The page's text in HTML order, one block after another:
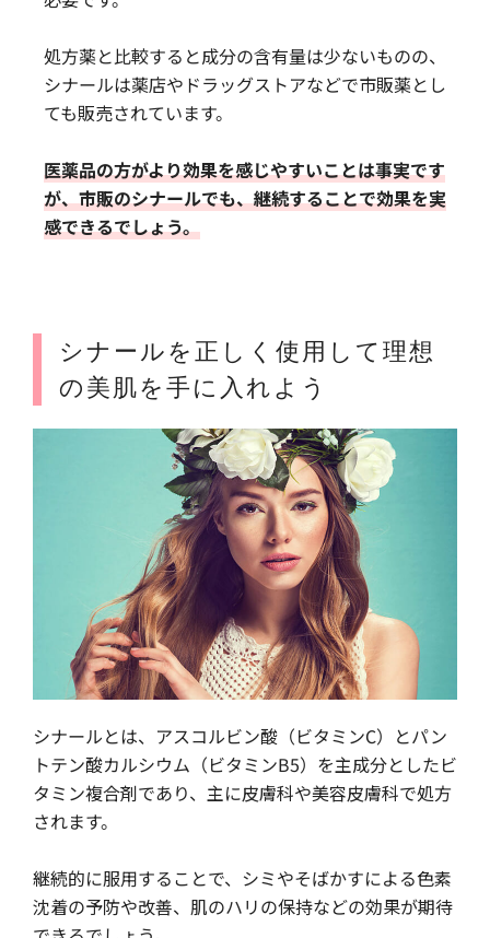
処方薬と比較すると成分の含有量は少ないものの、
シナールは薬店やドラッグストアなどで市販薬とし
ても販売されています。
医薬品の方がより効果を感じやすいことは事実です
が、市販のシナールでも、継続することで効果を実
感できるでしょう。
シナールを正しく使用して理想
の美肌を手に入れよう
シナールとは、アスコルビン酸（ビタミンC）とパン
トテン酸カルシウム（ビタミンB5）を主成分としたビ
タミン複合剤であり、主に皮膚科や美容皮膚科で処方
されます。
継続的に服用することで、シミやそばかすによる色素
沈着の予防や改善、肌のハリの保持などの効果が期待